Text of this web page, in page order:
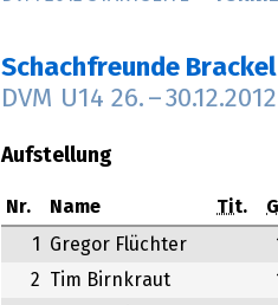
Schachfreunde
DVM U14 26. –30.12.2012
Aufstellung
Nr. Name Tit.
1 Gregor Flüchter
2
Tim Birnkraut